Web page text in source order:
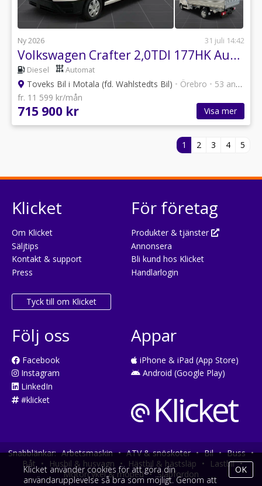
Ny 2026 31 juli 14:42
Volkswagen Crafter 2,0TDI 177HK Aut Flakbil
Diesel Automat
Toveks Bil i Motala (fd. Wahlstedts Bil) • Örebro • 53 annonser
fr. 11 599 kr/mån
715 900 kr Visa mer
1 2 3 4 5
Klicket
Om Klicket
Säljtips
Kontakt & support
Press
Tyck till om Klicket
För företag
Produkter & tjänster
Annonsera
Bli kund hos Klicket
Handlarlogin
Följ oss
Facebook
Instagram
LinkedIn
#klicket
Appar
iPhone & iPad (App Store)
Android (Google Play)
Snabblänkar: Arbetsmaskin • ATV & snöskoter • Bil • Buss •
Båt • Husbil & husvagn • Hästbil & hästsläp • Lastbil •
Motorcykel & moped • Släpfordon
Klicket använder cookies för att göra din
användarupplevelse så bra som möjligt. Genom att
OK